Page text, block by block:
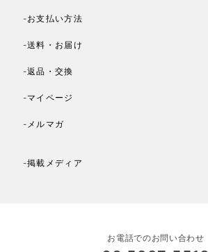
-お支払い方法
-送料・お届け
-返品・交換
-マイページ
-メルマガ
-掲載メディア
お電話でのお問い合わせ